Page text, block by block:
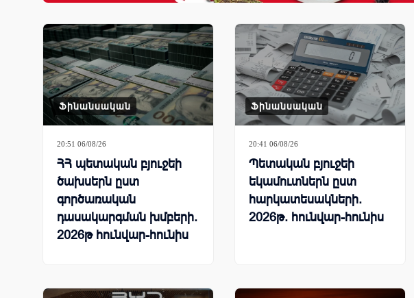
Ֆինանսական
20:51 06/08/26
ՀՀ պետական բյուջեի
ծախսերն ըստ
գործառական
դասակարգման խմբերի.
2026թ հունվար-հունիս
Ֆինանսական
20:41 06/08/26
Պետական բյուջեի
եկամուտներն ըստ
հարկատեսակների.
2026թ. հունվար-հունիս